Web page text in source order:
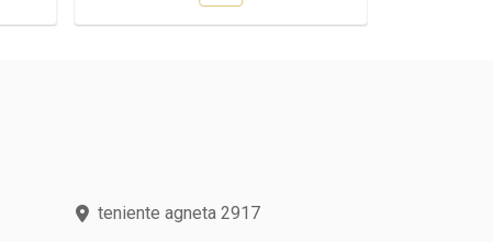
teniente agneta 2917